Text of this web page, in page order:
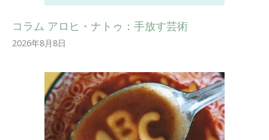
コラム アロヒ・ナトゥ：手放す芸術
2026年8月8日